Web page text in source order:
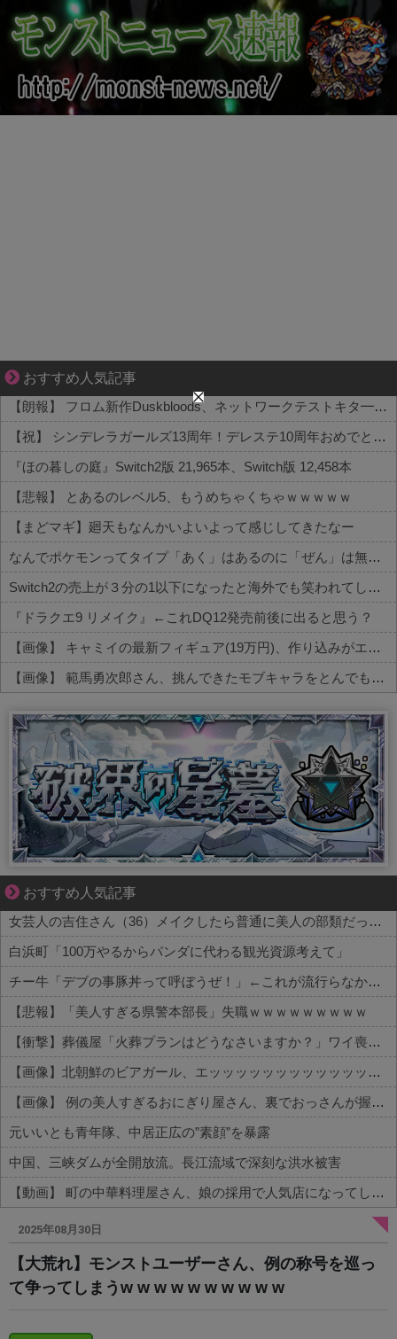
おすすめ人気記事
小さなすれ違いが、夫を追い詰めていく
【朗報】 フロム新作Duskbloods、ネットワークテストキタ━━━━(゜∀゜)━━━━!!
【祝】 シンデレラガールズ13周年！デレステ10周年おめでとう！ガチャ更新SSR八神マキノ・イベントSRイヴ、SR望月聖！
『ほの暮しの庭』Switch2版 21,965本、Switch版 12,458本
【悲報】 とあるのレベル5、もうめちゃくちゃｗｗｗｗｗ
【まどマギ】廻天もなんかいよいよって感じしてきたなー
なんでポケモンってタイプ「あく」はあるのに「ぜん」は無いの？
Switch2の売上が３分の1以下になったと海外でも笑われてしまうwwwwwww
『ドラクエ9 リメイク』←これDQ12発売前後に出ると思う？
【画像】 キャミイの最新フィギュア(19万円)、作り込みがエグすぎるｗｗｗｗｗ
【画像】 範馬勇次郎さん、挑んできたモブキャラをとんでもない目に合わせてしまう
Powered by livedoor 相互RSS
おすすめ人気記事
ゾッとして、ほろりとする奇妙な物語。
女芸人の吉住さん（36）メイクしたら普通に美人の部類だったと判明ｗｗｗｗｗｗｗｗｗ
白浜町「100万やるからパンダに代わる観光資源考えて」
チー牛「デブの事豚丼って呼ぼうぜ！」←これが流行らなかった理由
【悲報】「美人すぎる県警本部長」失職ｗｗｗｗｗｗｗｗｗ
【衝撃】葬儀屋「火葬プランはどうなさいますか？」ワイ喪主「直葬で(即答)」→結果ァw w w w w w w w w w
【画像】北朝鮮のビアガール、エッッッッッッッッッッッッッッッッッ！
【画像】 例の美人すぎるおにぎり屋さん、裏でおっさんが握っていたｗｗｗｗｗｗｗｗｗｗｗｗｗｗｗｗｗ
元いいとも青年隊、中居正広の”素顔”を暴露
中国、三峡ダムが全開放流。長江流域で深刻な洪水被害
【動画】 町の中華料理屋さん、娘の採用で人気店になってしまう
Powered by livedoor 相互RSS
2025年08月30日
【大荒れ】モンストユーザーさん、例の称号を巡っ
て争ってしまうw w w w w w w w w w